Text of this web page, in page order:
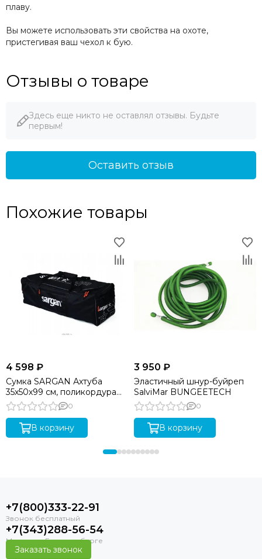
плаву.
Вы можете использовать эти свойства на охоте,
пристегивая ваш чехол к бую.
Отзывы о товаре
Здесь еще никто не оставлял отзывы. Будьте
первым!
Оставить отзыв
Похожие товары
4 598 ₽
Сумка SARGAN Ахтуба
35х50х99 см, поликордура
Oxford 1680D PU, черный
0
В корзину
3 950 ₽
Эластичный шнур-буйреп
SalviMar BUNGEETECH
0
В корзину
+7(800)333-22-91
+7(343)288-56-54
Заказать звонок